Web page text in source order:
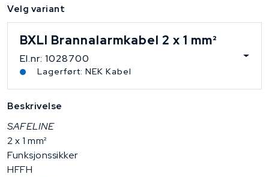
Velg variant
BXLI Brannalarmkabel 2 x 1 mm²
El.nr: 1028700
Lagerført: NEK Kabel
Beskrivelse
SAFELINE
2 x 1 mm²
Funksjonssikker
HFFH